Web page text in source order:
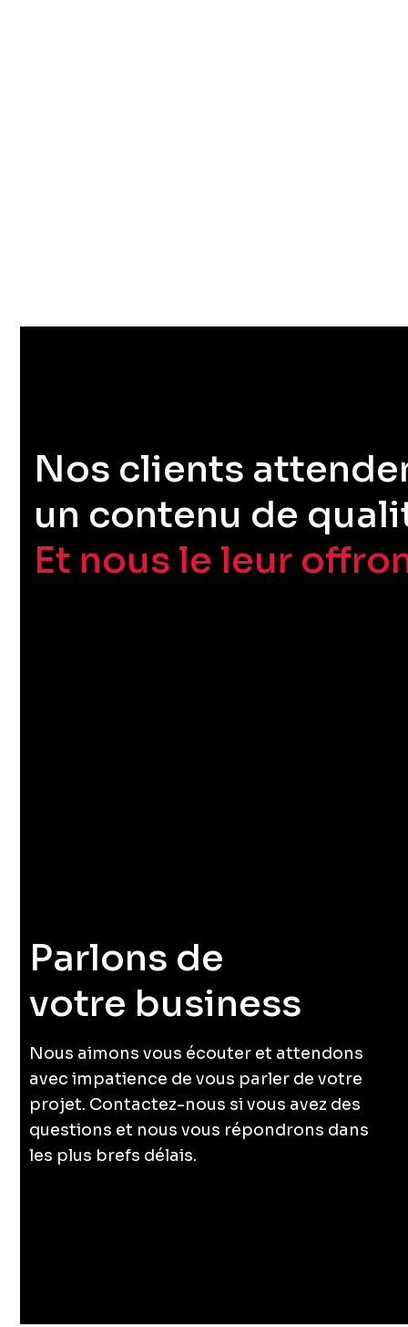
Nos clients
un contenu de
Et nous le leur
Parlons de
votre business
Nous aimons vous écouter et attendons
avec impatience de vous parler de votre
projet. Contactez-nous si vous avez des
questions et nous vous répondrons dans
les plus brefs délais.